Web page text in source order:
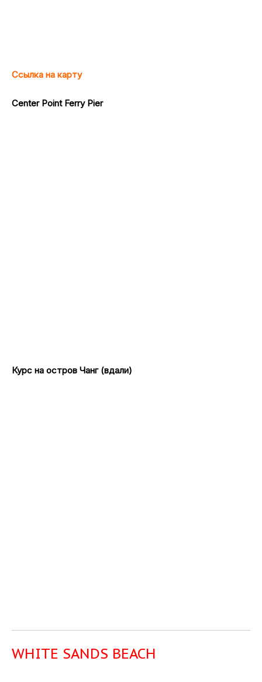
Ссылка на карту
Center Point Ferry Pier
Курс на остров Чанг (вдали)
WHITE SANDS BEACH